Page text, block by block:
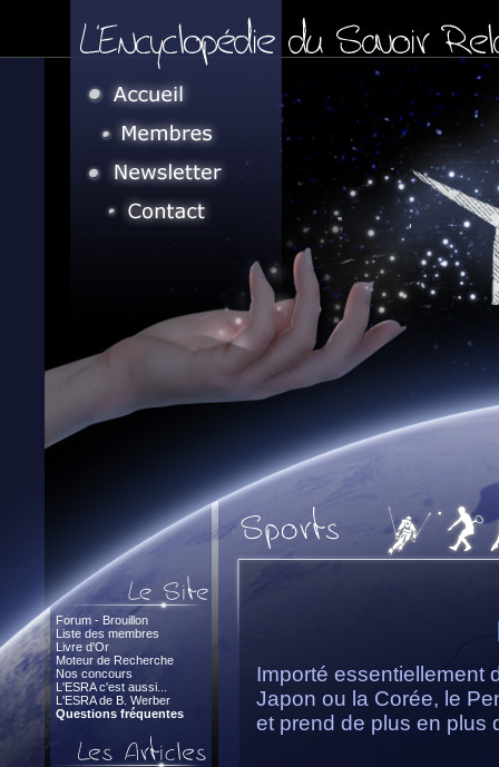
Forum - Brouillon
Liste des membres
Livre d'Or
Moteur de Recherche
Nos concours
L'ESRA c'est aussi...
L'ESRA de B. Werber
Questions fréquentes
Importé essentiellement
Japon ou la Corée, le
et prend de plus en plus